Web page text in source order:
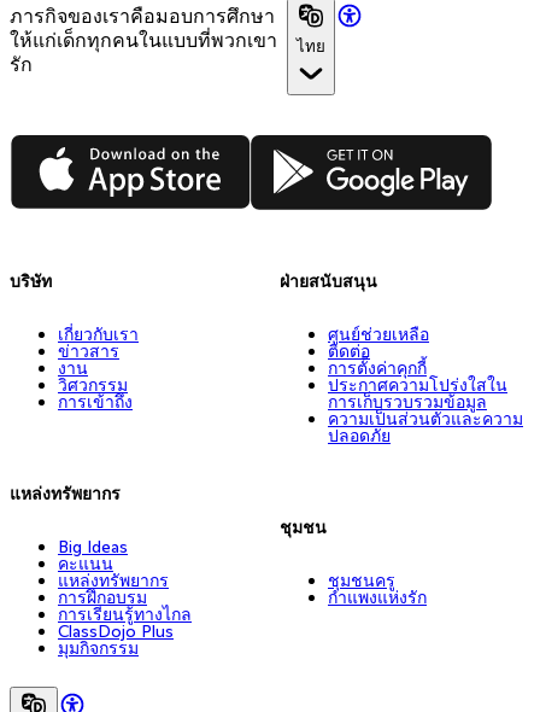
ภารกิจของเราคือมอบการศึกษา
ให้แก่เด็กทุกคนในแบบที่พวกเขา
รัก
ไทย
App Store Google Play
บริษัท
เกี่ยวกับเรา
ข่าวสาร
งาน
วิศวกรรม
การเข้าถึง
แหล่งทรัพยากร
Big Ideas
คะแนน
แหล่งทรัพยากร
การฝึกอบรม
การเรียนรู้ทางไกล
ClassDojo Plus
มุมกิจกรรม
ฝ่ายสนับสนุน
ศูนย์ช่วยเหลือ
ติดต่อ
การตั้งค่าคุกกี้
ประกาศความโปร่งใสใน
การเก็บรวบรวมข้อมูล
ความเป็นส่วนตัวและความ
ปลอดภัย
ชุมชน
ชุมชนครู
กำแพงแห่งรัก